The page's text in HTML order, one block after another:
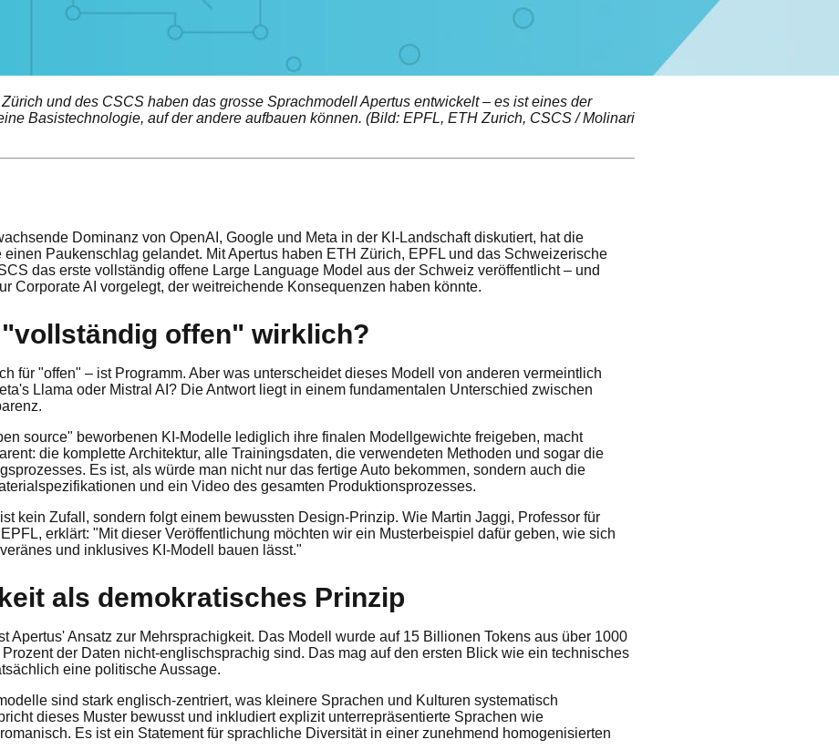
und des CSCS haben das grosse Sprachmodell Apertus entwickelt – es ist eines der
Basistechnologie, auf der andere aufbauen können. (Bild: EPFL, ETH Zurich, CSCS / Molinari
Dominanz von OpenAI, Google und Meta in der KI-Landschaft diskutiert, hat die
Paukenschlag gelandet. Mit Apertus haben ETH Zürich, EPFL und das Schweizerische
das erste vollständig offene Large Language Model aus der Schweiz veröffentlicht – und
Corporate AI vorgelegt, der weitreichende Konsequenzen haben könnte.
offen" wirklich?
für "offen" – ist Programm. Aber was unterscheidet dieses Modell von anderen vermeintlich
Llama oder Mistral AI? Die Antwort liegt in einem fundamentalen Unterschied zwischen
source" beworbenen KI-Modelle lediglich ihre finalen Modellgewichte freigeben, macht
die komplette Architektur, alle Trainingsdaten, die verwendeten Methoden und sogar die
Es ist, als würde man nicht nur das fertige Auto bekommen, sondern auch die
und ein Video des gesamten Produktionsprozesses.
kein Zufall, sondern folgt einem bewussten Design-Prinzip. Wie Martin Jaggi, Professor für
erklärt: "Mit dieser Veröffentlichung möchten wir ein Musterbeispiel dafür geben, wie sich
und inklusives KI-Modell bauen lässt."
als demokratisches Prinzip
Apertus' Ansatz zur Mehrsprachigkeit. Das Modell wurde auf 15 Billionen Tokens aus über 1000
der Daten nicht-englischsprachig sind. Das mag auf den ersten Blick wie ein technisches
eine politische Aussage.
sind stark englisch-zentriert, was kleinere Sprachen und Kulturen systematisch
dieses Muster bewusst und inkludiert explizit unterrepräsentierte Sprachen wie
Es ist ein Statement für sprachliche Diversität in einer zunehmend homogenisierten